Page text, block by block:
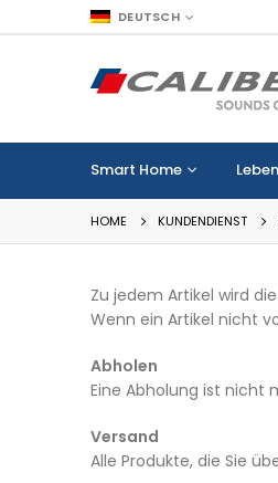
DEUTSCH
Smart Home Leben
HOME KUNDENDIENST
Zu jedem Artikel wird
Wenn ein Artikel nicht
Abholen
Eine Abholung ist nicht
Versand
Alle Produkte, die Sie